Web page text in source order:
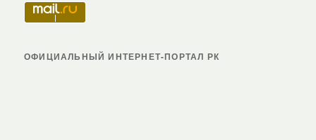
ОФИЦИАЛЬНЫЙ ИНТЕРНЕТ-ПОРТАЛ РК